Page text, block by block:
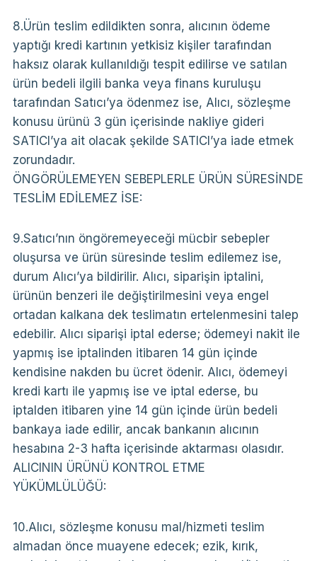
8.Ürün teslim edildikten sonra, alıcının ödeme
yaptığı kredi kartının yetkisiz kişiler tarafından
haksız olarak kullanıldığı tespit edilirse ve satılan
ürün bedeli ilgili banka veya finans kuruluşu
tarafından Satıcı’ya ödenmez ise, Alıcı, sözleşme
konusu ürünü 3 gün içerisinde nakliye gideri
SATICI’ya ait olacak şekilde SATICI’ya iade etmek
zorundadır.
ÖNGÖRÜLEMEYEN SEBEPLERLE ÜRÜN SÜRESİNDE
TESLİM EDİLEMEZ İSE:
9.Satıcı’nın öngöremeyeceği mücbir sebepler
oluşursa ve ürün süresinde teslim edilemez ise,
durum Alıcı’ya bildirilir. Alıcı, siparişin iptalini,
ürünün benzeri ile değiştirilmesini veya engel
ortadan kalkana dek teslimatın ertelenmesini talep
edebilir. Alıcı siparişi iptal ederse; ödemeyi nakit ile
yapmış ise iptalinden itibaren 14 gün içinde
kendisine nakden bu ücret ödenir. Alıcı, ödemeyi
kredi kartı ile yapmış ise ve iptal ederse, bu
iptalden itibaren yine 14 gün içinde ürün bedeli
bankaya iade edilir, ancak bankanın alıcının
hesabına 2-3 hafta içerisinde aktarması olasıdır.
ALICININ ÜRÜNÜ KONTROL ETME
YÜKÜMLÜLÜĞÜ:
10.Alıcı, sözleşme konusu mal/hizmeti teslim
almadan önce muayene edecek; ezik, kırık,